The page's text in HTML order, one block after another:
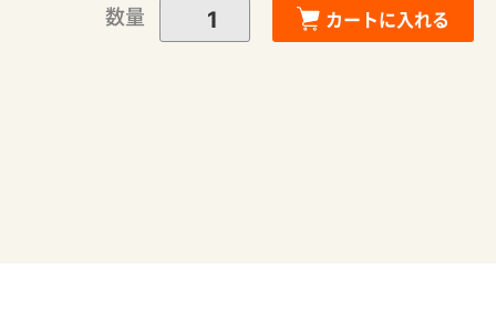
数量 カートに入れる